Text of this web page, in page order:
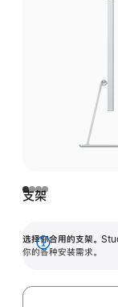
支架
选择你合用的支架。
你的各种安装需求。
展